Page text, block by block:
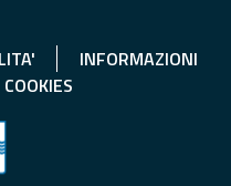
INFORMAZIONI
COOKIES